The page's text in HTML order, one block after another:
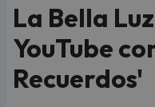
La Bella
YouTube
Recuerdos'